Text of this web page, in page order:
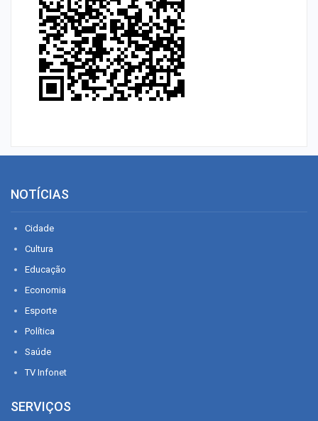
NOTÍCIAS
Cidade
Cultura
Educação
Economia
Esporte
Política
Saúde
TV Infonet
SERVIÇOS